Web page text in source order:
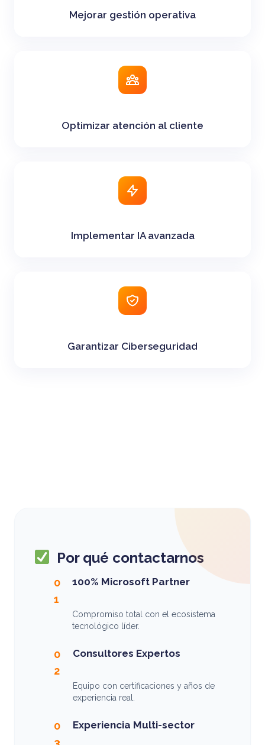
Mejorar gestión operativa
Optimizar atención al cliente
Implementar IA avanzada
Garantizar Ciberseguridad
Por qué contactarnos
0
1
100% Microsoft Partner
Compromiso total con el ecosistema
tecnológico líder.
0
2
Consultores Expertos
Equipo con certificaciones y años de
experiencia real.
0
3
Experiencia Multi-sector